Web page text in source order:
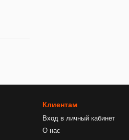
Клиентам
Вход в личный кабинет
О нас